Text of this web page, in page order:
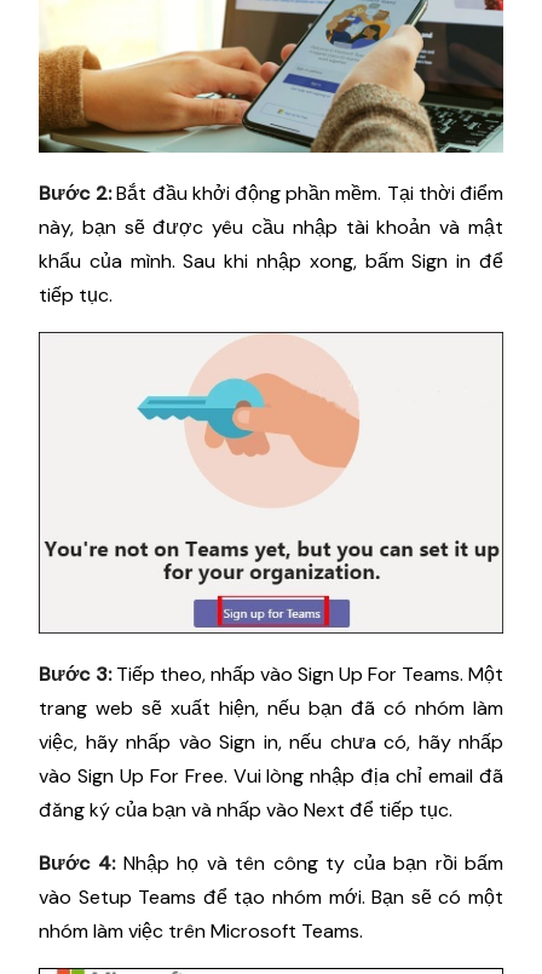
Bước 2:Bắt đầu khởi động phần mềm. Tại thời điểm
này, bạn sẽ được yêu cầu nhập tài khoản và mật
khẩu của mình. Sau khi nhập xong, bấm Sign in để
tiếp tục.
Bước 3:Tiếp theo, nhấp vào Sign Up For Teams. Một
trang web sẽ xuất hiện, nếu bạn đã có nhóm làm
việc, hãy nhấp vào Sign in, nếu chưa có, hãy nhấp
vào Sign Up For Free. Vui lòng nhập địa chỉ email đã
đăng ký của bạn và nhấp vào Next để tiếp tục.
Bước 4:Nhập họ và tên công ty của bạn rồi bấm
vào Setup Teams để tạo nhóm mới. Bạn sẽ có một
nhóm làm việc trên Microsoft Teams.